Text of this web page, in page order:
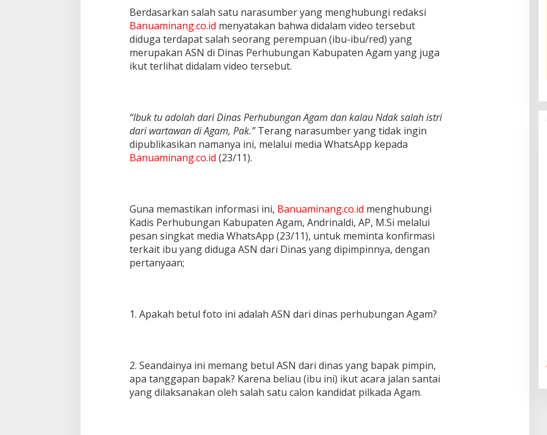
Berdasarkan salah satu narasumber yang menghubungi redaksi
Banuaminang.co.id menyatakan bahwa didalam video tersebut
diduga terdapat salah seorang perempuan (ibu-ibu/red) yang
merupakan ASN di Dinas Perhubungan Kabupaten Agam yang juga
ikut terlihat didalam video tersebut.
“Ibuk tu adolah dari Dinas Perhubungan Agam dan kalau Ndak salah istri
dari wartawan di Agam, Pak.”Terang narasumber yang tidak ingin
dipublikasikan namanya ini, melalui media WhatsApp kepada
Banuaminang.co.id (23/11).
Guna memastikan informasi ini, Banuaminang.co.id menghubungi
Kadis Perhubungan Kabupaten Agam, Andrinaldi, AP, M.Si melalui
pesan singkat media WhatsApp (23/11), untuk meminta konfirmasi
terkait ibu yang diduga ASN dari Dinas yang dipimpinnya, dengan
pertanyaan;
1. Apakah betul foto ini adalah ASN dari dinas perhubungan Agam?
2. Seandainya ini memang betul ASN dari dinas yang bapak pimpin,
apa tanggapan bapak? Karena beliau (ibu ini) ikut acara jalan santai
yang dilaksanakan oleh salah satu calon kandidat pilkada Agam.